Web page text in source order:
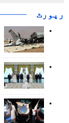
رپورٹ